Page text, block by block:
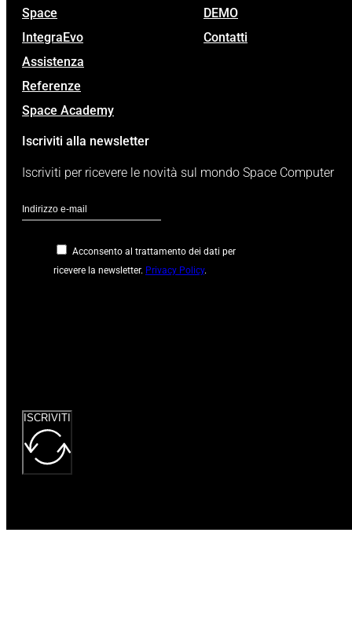
Space
IntegraEvo
Assistenza
Referenze
Space Academy
DEMO
Contatti
Iscriviti alla newsletter
Iscriviti per ricevere le novità sul mondo Space Computer
Acconsento al trattamento dei dati per
ricevere la newsletter. Privacy Policy.
ISCRIVITI